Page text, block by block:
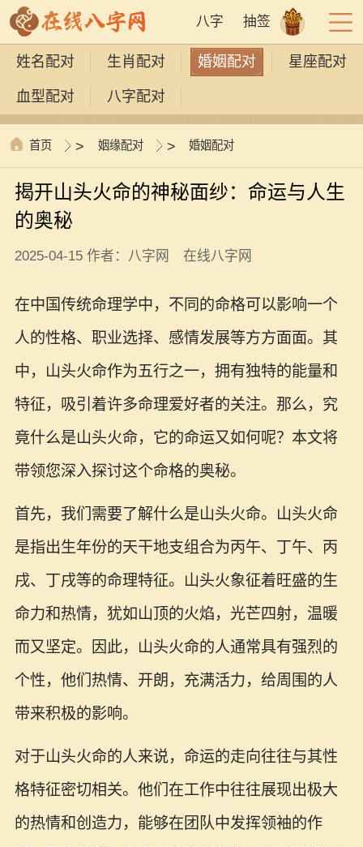
八字 抽签
姓名配对 生肖配对 婚姻配对 星座配对
血型配对 八字配对
首页 > 姻缘配对 > 婚姻配对
揭开山头火命的神秘面纱：命运与人生
的奥秘
2025-04-15 作者：八字网 在线八字网
在中国传统命理学中，不同的命格可以影响一个
人的性格、职业选择、感情发展等方方面面。其
中，山头火命作为五行之一，拥有独特的能量和
特征，吸引着许多命理爱好者的关注。那么，究
竟什么是山头火命，它的命运又如何呢？本文将
带领您深入探讨这个命格的奥秘。
首先，我们需要了解什么是山头火命。山头火命
是指出生年份的天干地支组合为丙午、丁午、丙
戌、丁戌等的命理特征。山头火象征着旺盛的生
命力和热情，犹如山顶的火焰，光芒四射，温暖
而又坚定。因此，山头火命的人通常具有强烈的
个性，他们热情、开朗，充满活力，给周围的人
带来积极的影响。
对于山头火命的人来说，命运的走向往往与其性
格特征密切相关。他们在工作中往往展现出极大
的热情和创造力，能够在团队中发挥领袖的作